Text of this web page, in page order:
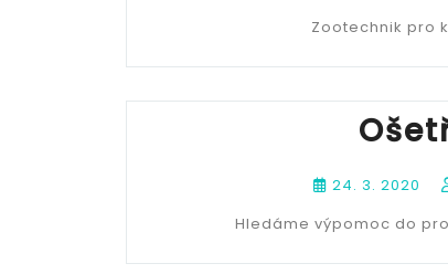
Zootechnik pro
24. 3. 2020
Hledáme výpomoc do